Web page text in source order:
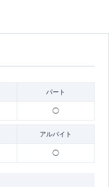
パート
◯
アルバイト
◯